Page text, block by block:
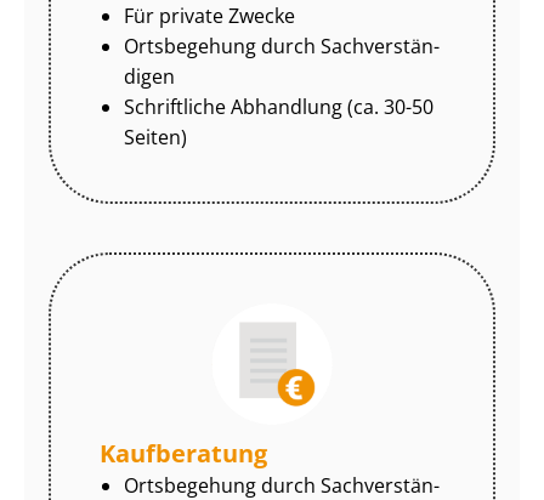
Für private Zwecke
Ortsbegehung durch Sach­ver­stän­
di­gen
Schriftliche Abhandlung (ca. 30-50
Seiten)
Kaufberatung
Ortsbegehung durch Sach­ver­stän­